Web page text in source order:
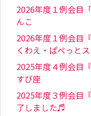
2026年度１例会目
んこ
2026年度１例会目
くわえ・ぱぺっと
2025年度４例会目
すび座
2025年度３例会目
了しました♬